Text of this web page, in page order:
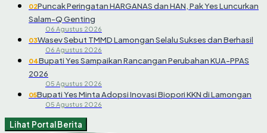
02Puncak Peringatan HARGANAS dan HAN, Pak Yes Luncurkan
Salam-Q Genting
06 Agustus 2026
03Wasev Sebut TMMD Lamongan Selalu Sukses dan Berhasil
06 Agustus 2026
04Bupati Yes Sampaikan Rancangan Perubahan KUA-PPAS
2026
05 Agustus 2026
05Bupati Yes Minta Adopsi Inovasi Biopori KKN di Lamongan
05 Agustus 2026
Lihat Portal Berita